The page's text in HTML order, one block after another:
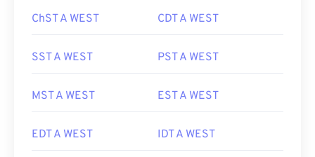
ChST A WEST CDT A WEST
SST A WEST PST A WEST
MST A WEST EST A WEST
EDT A WEST IDT A WEST